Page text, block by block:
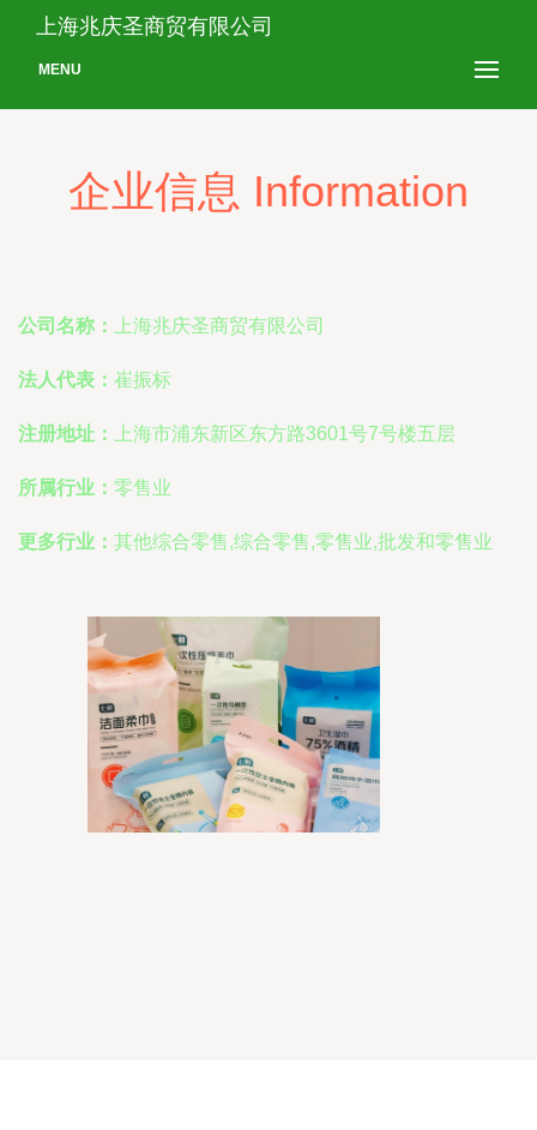
上海兆庆圣商贸有限公司
MENU
企业信息 Information
公司名称： 上海兆庆圣商贸有限公司
法人代表： 崔振标
注册地址： 上海市浦东新区东方路3601号7号楼五层
所属行业： 零售业
更多行业： 其他综合零售,综合零售,零售业,批发和零售业